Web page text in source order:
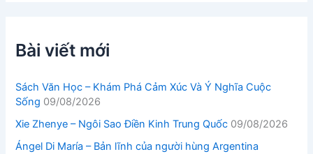
Bài viết mới
Sách Văn Học – Khám Phá Cảm Xúc Và Ý Nghĩa Cuộc
Sống 09/08/2026
Xie Zhenye – Ngôi Sao Điền Kinh Trung Quốc 09/08/2026
Ángel Di María – Bản lĩnh của người hùng Argentina